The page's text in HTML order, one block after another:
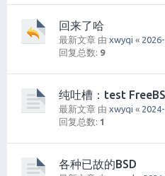
回来了哈
最新文章 由 xwyqi «
回复总数: 9
纯吐槽：test
最新文章 由 xwyqi «
回复总数: 1
各种已故的BSD